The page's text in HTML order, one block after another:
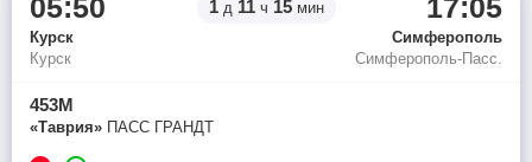
05:50 1д 11ч 15мин 17:05
Курск
Симферополь
Курск
Симферополь-Пасс.
453М
«Таврия» ПАСС ГРАНДТ